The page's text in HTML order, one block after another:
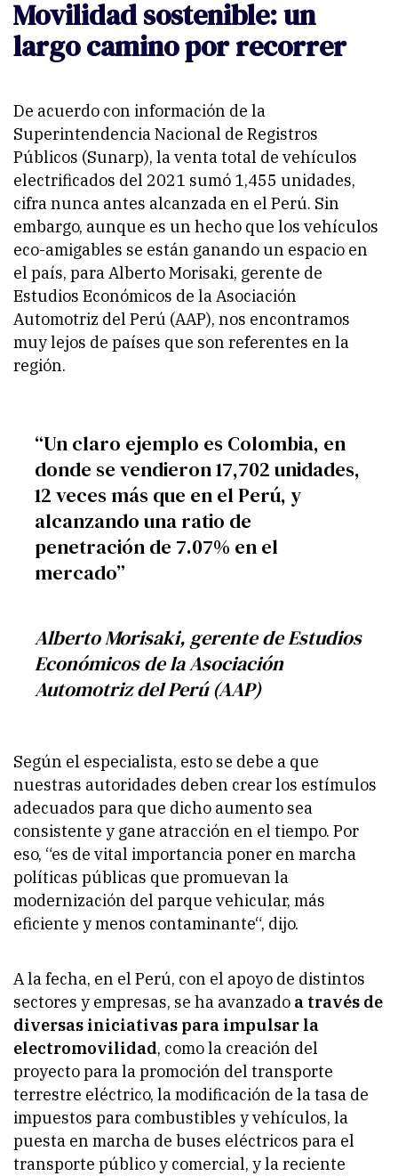
Movilidad sostenible: un
largo camino por recorrer
De acuerdo con información de la
Superintendencia Nacional de Registros
Públicos (Sunarp), la venta total de vehículos
electrificados del 2021 sumó 1,455 unidades,
cifra nunca antes alcanzada en el Perú. Sin
embargo, aunque es un hecho que los vehículos
eco-amigables se están ganando un espacio en
el país, para Alberto Morisaki, gerente de
Estudios Económicos de la Asociación
Automotriz del Perú (AAP), nos encontramos
muy lejos de países que son referentes en la
región.
“Un claro ejemplo es Colombia, en
donde se vendieron 17,702 unidades,
12 veces más que en el Perú, y
alcanzando una ratio de
penetración de 7.07% en el
mercado”
Alberto Morisaki, gerente de Estudios
Económicos de la Asociación
Automotriz del Perú (AAP)
Según el especialista, esto se debe a que
nuestras autoridades deben crear los estímulos
adecuados para que dicho aumento sea
consistente y gane atracción en el tiempo. Por
eso, “es de vital importancia poner en marcha
políticas públicas que promuevan la
modernización del parque vehicular, más
eficiente y menos contaminante“, dijo.
A la fecha, en el Perú, con el apoyo de distintos
sectores y empresas, se ha avanzado a través de
diversas iniciativas para impulsar la
electromovilidad, como la creación del
proyecto para la promoción del transporte
terrestre eléctrico, la modificación de la tasa de
impuestos para combustibles y vehículos, la
puesta en marcha de buses eléctricos para el
transporte público y comercial, y la reciente